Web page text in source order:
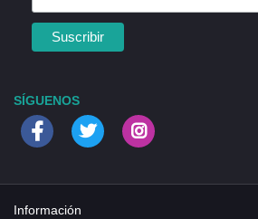
SÍGUENOS
Información